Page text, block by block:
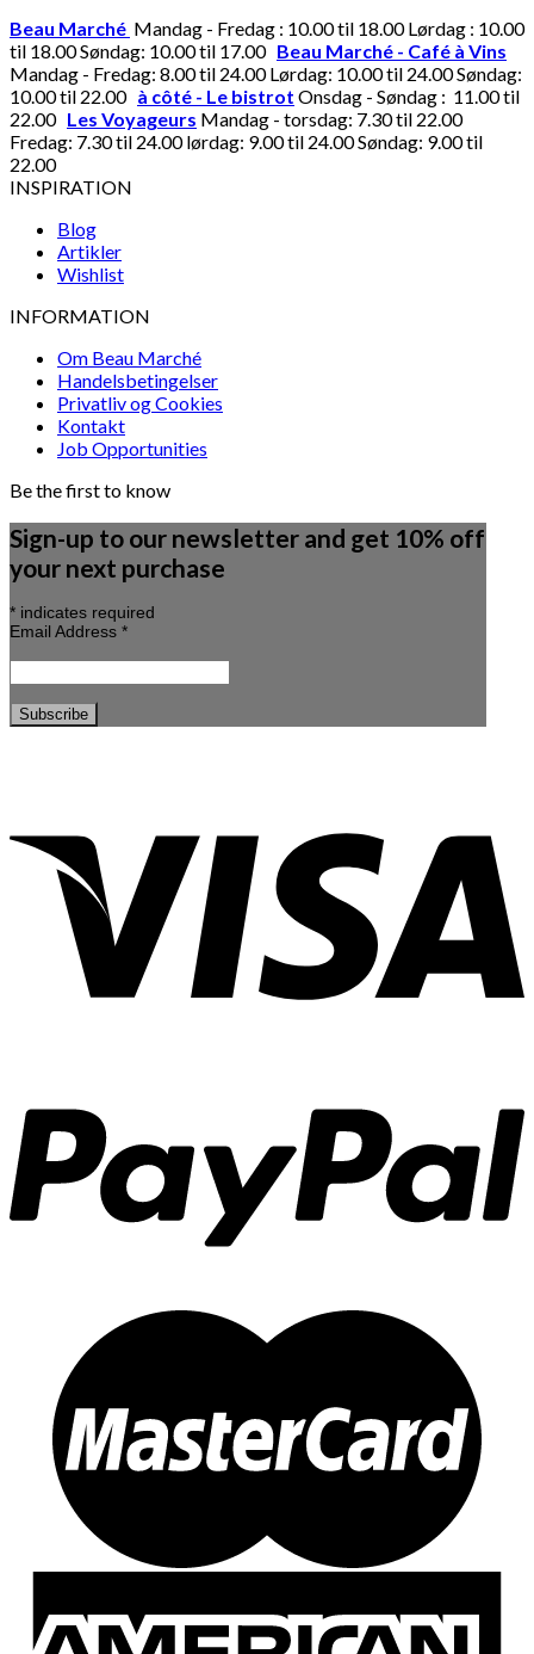
Beau Marché Mandag - Fredag : 10.00 til 18.00 Lørdag : 10.00
til 18.00 Søndag: 10.00 til 17.00 Beau Marché - Café à Vins
Mandag - Fredag: 8.00 til 24.00 Lørdag: 10.00 til 24.00 Søndag:
10.00 til 22.00 à côté - Le bistrot Onsdag - Søndag : 11.00 til
22.00 Les Voyageurs Mandag - torsdag: 7.30 til 22.00
Fredag: 7.30 til 24.00 lørdag: 9.00 til 24.00 Søndag: 9.00 til
22.00
INSPIRATION
Blog
Artikler
Wishlist
INFORMATION
Om Beau Marché
Handelsbetingelser
Privatliv og Cookies
Kontakt
Job Opportunities
Be the first to know
Sign-up to our newsletter and get 10% off
your next purchase
* indicates required
Email Address *